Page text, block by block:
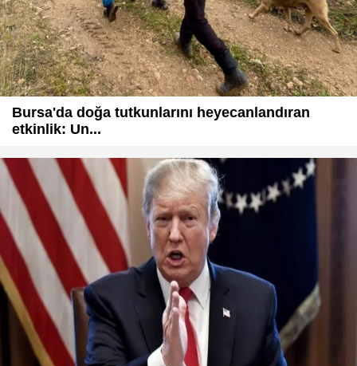
Bursa'da doğa tutkunlarını heyecanlandıran
etkinlik: Un...